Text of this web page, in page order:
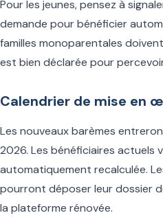
Pour les jeunes, pensez à
demande pour bénéficier
familles monoparentales
est bien déclarée pour
Calendrier de mise en
Les nouveaux barèmes
2026. Les bénéficiaires actuels
automatiquement recalculée.
pourront déposer leur dossier
la plateforme rénovée.